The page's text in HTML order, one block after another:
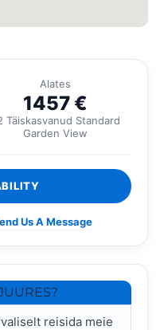
Alates
1457 €
Täiskasvanud Standard
Garden View
Us A Message
reisida meie